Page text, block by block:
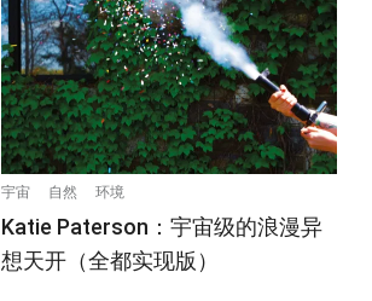
宇宙 自然 环境
Katie Paterson：宇宙级的浪漫异
想天开（全都实现版）